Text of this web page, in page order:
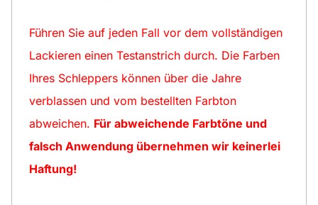
Führen Sie auf jeden Fall vor dem vollständigen
Lackieren einen Testanstrich durch. Die Farben
Ihres Schleppers können über die Jahre
verblassen und vom bestellten Farbton
abweichen. Für abweichende Farbtöne und
falsch Anwendung übernehmen wir keinerlei
Haftung!